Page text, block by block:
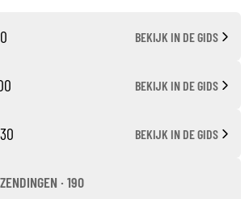
BEKIJK IN DE GIDS
BEKIJK IN DE GIDS
BEKIJK IN DE GIDS
· 190